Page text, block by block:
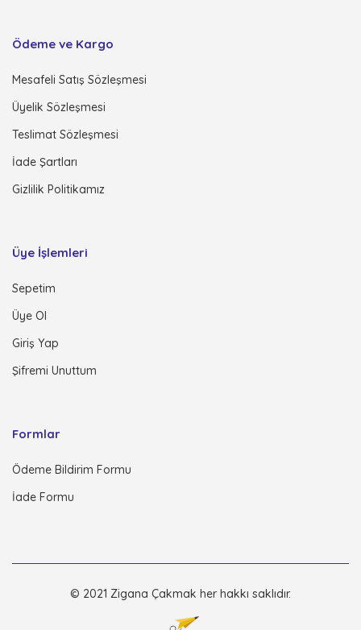
Ödeme ve Kargo
Mesafeli Satış Sözleşmesi
Üyelik Sözleşmesi
Teslimat Sözleşmesi
İade Şartları
Gizlilik Politikamız
Üye İşlemleri
Sepetim
Üye Ol
Giriş Yap
Şifremi Unuttum
Formlar
Ödeme Bildirim Formu
İade Formu
© 2021 Zigana Çakmak her hakkı saklıdır.